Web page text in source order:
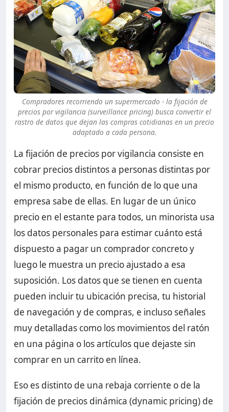
Compradores recorriendo un supermercado - la fijación de
precios por vigilancia (surveillance pricing) busca convertir el
rastro de datos que dejan las compras cotidianas en un precio
adaptado a cada persona.
La fijación de precios por vigilancia consiste en
cobrar precios distintos a personas distintas por
el mismo producto, en función de lo que una
empresa sabe de ellas. En lugar de un único
precio en el estante para todos, un minorista usa
los datos personales para estimar cuánto está
dispuesto a pagar un comprador concreto y
luego le muestra un precio ajustado a esa
suposición. Los datos que se tienen en cuenta
pueden incluir tu ubicación precisa, tu historial
de navegación y de compras, e incluso señales
muy detalladas como los movimientos del ratón
en una página o los artículos que dejaste sin
comprar en un carrito en línea.
Eso es distinto de una rebaja corriente o de la
fijación de precios dinámica (dynamic pricing) de